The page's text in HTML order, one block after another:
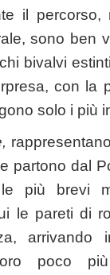
il
sono ben
bivalvi
con la
solo i più
partono dal
le più brevi
le pareti di
poco